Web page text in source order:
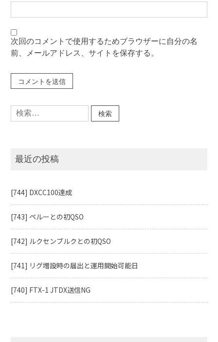
次回のコメントで使用するためブラウザーに自分の名
前、メールアドレス、サイトを保存する。
検
索:
最近の投稿
[744] DXCC100達成
[743] ペルーとの初QSO
[742] ルクセンブルクとの初QSO
[741] リグ増設時の届出と運用開始可能日
[740] FTX-1 JTDX送信NG